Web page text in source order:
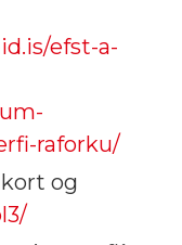
efst-a-
raforku/
og